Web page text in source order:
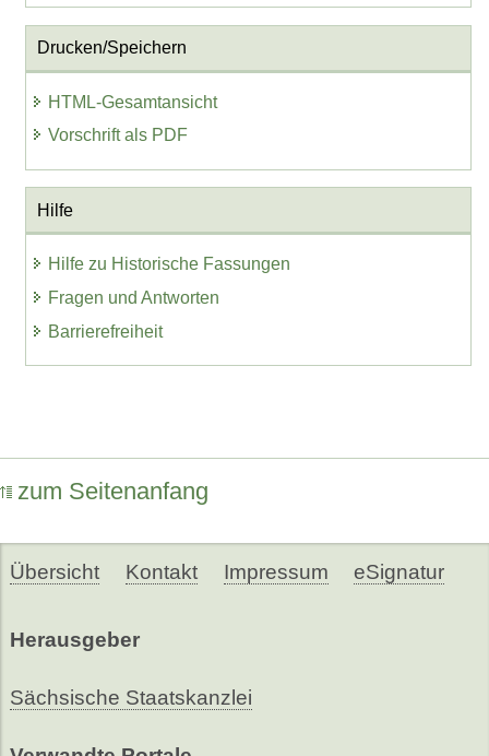
Drucken/Speichern
HTML-Gesamtansicht
Vorschrift als PDF
Hilfe
Hilfe zu Historische Fassungen
Fragen und Antworten
Barrierefreiheit
zum Seitenanfang
Übersicht Kontakt Impressum eSignatur
Herausgeber
Sächsische Staatskanzlei